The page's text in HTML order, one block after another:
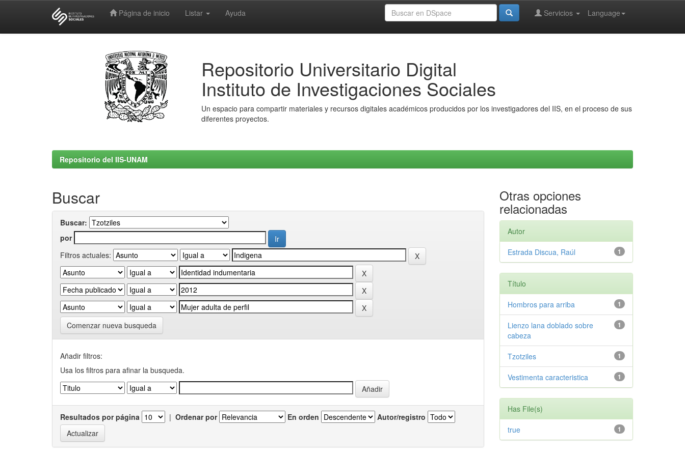
Página de inicio Listar Ayuda Language
Servicios
Repositorio Universitario Digital
Instituto de Investigaciones Sociales
Un espacio para compartir materiales y recursos digitales académicos producidos por los investigadores del IIS, en el proceso de sus
diferentes proyectos.
Repositorio del IIS-UNAM
Buscar
Buscar:
por
Filtros actuales:
Comenzar nueva busqueda
Añadir filtros:
Usa los filtros para afinar la busqueda.
Resultados por página | Ordenar por En orden Autor/registro
Otras opciones
relacionadas
Autor
1
Estrada Discua, Raúl
Título
1
Hombros para arriba
1
Lienzo lana doblado sobre
cabeza
1
Tzotziles
1
Vestimenta caracteristica
Has File(s)
1
true